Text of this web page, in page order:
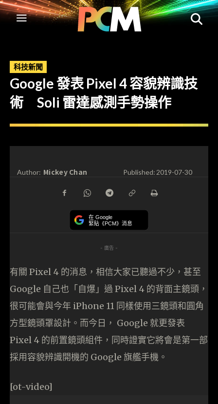
科技新聞
Google 發表 Pixel 4 容貌辨識技
術 Soli 雷達感測手勢操作
Author: Mickey Chan Published:2019-07-30
在 Google
緊貼《PCM》消息
- 廣告 -
有關 Pixel 4 的消息，相信大家已聽過不少，甚至
Google 自己也「自爆」過 Pixel 4 的背面主鏡頭，
很可能會與今年 iPhone 11 同樣使用三鏡頭和圓角
方型鏡頭罩設計。而今日， Google 就更發表
Pixel 4 的前置鏡頭組件，同時證實它將會是第一部
採用容貌辨識開機的 Google 旗艦手機。
[ot-video]